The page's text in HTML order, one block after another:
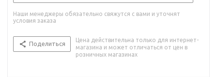
Наши менеджеры обязательно свяжутся с вами и уточнят
условия заказа
Поделиться
Цена действительна только для интернет-
магазина и может отличаться от цен в
розничных магазинах